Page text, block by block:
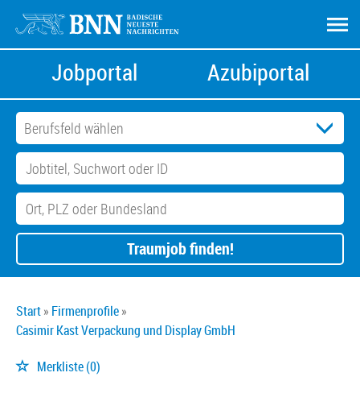
Jobportal Azubiportal
Traumjob finden!
Start
Firmenprofile
Casimir Kast Verpackung und Display GmbH
Merkliste(0)